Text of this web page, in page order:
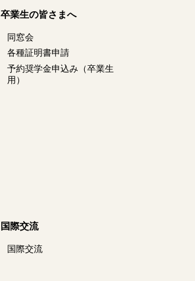
卒業生の皆さまへ
同窓会
各種証明書申請
予約奨学金申込み（卒業生
用）
国際交流
国際交流